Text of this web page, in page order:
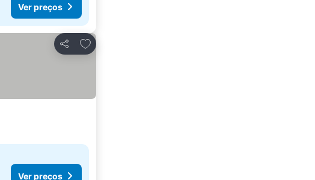
Ver preços
Partilhar
Adicionar aos favoritos
Ver preços